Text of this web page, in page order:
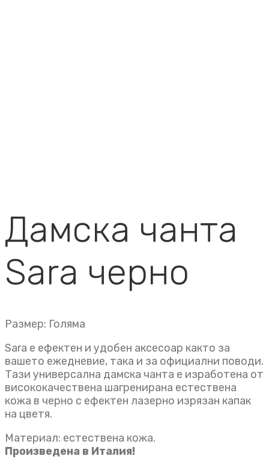
Дамска чанта
Sara черно
Размер: Голяма
Sara е ефектен и удобен аксесоар както за
вашето ежедневие, така и за официални поводи.
Тази универсална дамска чанта e изработена от
висококачествена шагренирана естествена
кожа в черно с ефектен лазерно изрязан капак
на цветя.
Материал: естествена кожа.
Произведена в Италия!